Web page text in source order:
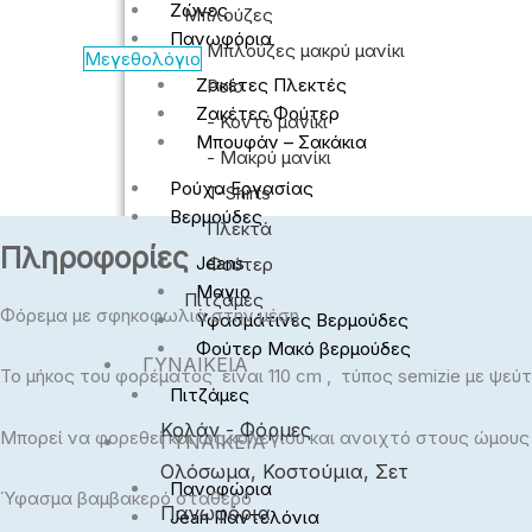
Μπλούζες
Μπλούζες μακρύ μανίκι
Polo
- Κοντό μανίκι
- Μακρύ μανίκι
T-Shirts
Πλεκτά
Φούτερ
Πιτζάμες
ΓΥΝΑΙΚΕΊΑ
Κολάν - Φόρμες
Ολόσωμα, Κοστούμια, Σετ
Πανωφόρια
Ζώνες
Πανωφόρια
Ζακέτες Πλεκτές
Ζακέτες Φούτερ
Μπουφάν – Σακάκια
Ρούχα Εργασίας
Βερμούδες
Jeans
Μαγιο
Υφασμάτινες Βερμούδες
Φούτερ Μακό βερμούδες
Πιτζάμες
ΓΥΝΑΙΚΕΊΑ
Πανοφώρια
Jean Παντελόνια
Μεγεθολόγιο
Πληροφορίες
Φόρεμα με σφηκοφωλιά στην μέση
Το μήκος του φορέματος είναι 110 cm , τύπος semizie με
Μπορεί να φορεθεί και ως κολεγίου και ανοιχτό στους ώμους
Ύφασμα βαμβακερό σταθερό